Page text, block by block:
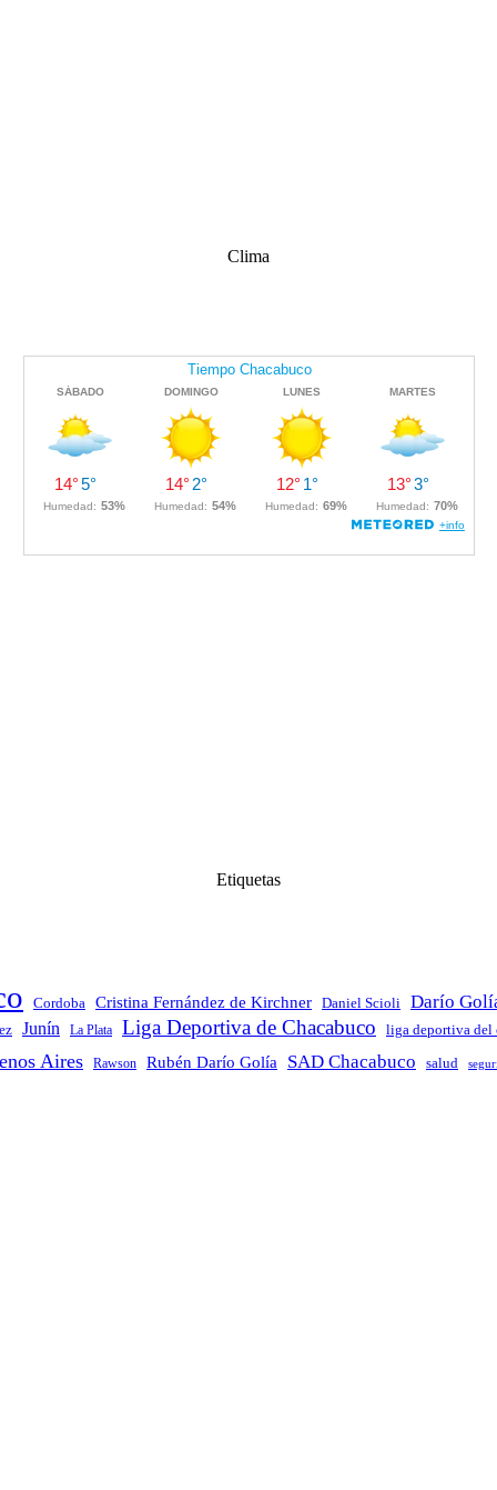
Clima
Etiquetas
Cordoba Cristina Fernández de Kirchner Daniel Scioli Darío
Junín La Plata Liga Deportiva de Chacabuco liga deportiva del
Aires Rawson Rubén Darío Golía SAD Chacabuco salud